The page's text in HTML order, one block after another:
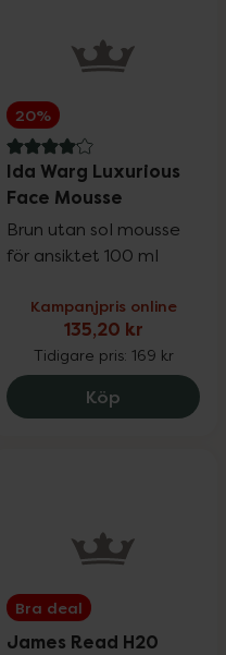
Tan Berry Sorbet
20%
4.1 av 5 i omdöme
Ida Warg Luxurious
Face Mousse
Brun utan sol mousse
för ansiktet 100 ml
Kampanjpris online
135,20 kr
Tidigare pris: 169 kr
Köp Ida Warg
Bra deal
James Read H20